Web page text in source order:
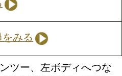
過をみる
痛み分けに終わっ